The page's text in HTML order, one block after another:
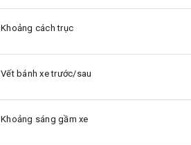
Khoảng cách trục
Vết bánh xe trước/sau
Khoảng sáng gầm xe